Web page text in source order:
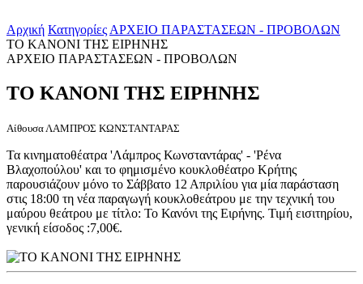
Αρχική Κατηγορίες ΑΡΧΕΙΟ ΠΑΡΑΣΤΑΣΕΩΝ - ΠΡΟΒΟΛΩΝ
ΤΟ ΚΑΝΟΝΙ ΤΗΣ ΕΙΡΗΝΗΣ
ΑΡΧΕΙΟ ΠΑΡΑΣΤΑΣΕΩΝ - ΠΡΟΒΟΛΩΝ
ΤΟ ΚΑΝΟΝΙ ΤΗΣ ΕΙΡΗΝΗΣ
Αίθουσα ΛΑΜΠΡΟΣ ΚΩΝΣΤΑΝΤΑΡΑΣ
Τα κινηματοθέατρα 'Λάμπρος Κωνσταντάρας' - 'Ρένα
Βλαχοπούλου' και το φημισμένο κουκλοθέατρο Κρήτης
παρουσιάζουν μόνο το Σάββατο 12 Απριλίου για μία παράσταση
στις 18:00 τη νέα παραγωγή κουκλοθεάτρου με την τεχνική του
μαύρου θεάτρου με τίτλο: Το Κανόνι της Ειρήνης. Τιμή εισιτηρίου,
γενική είσοδος :7,00€.